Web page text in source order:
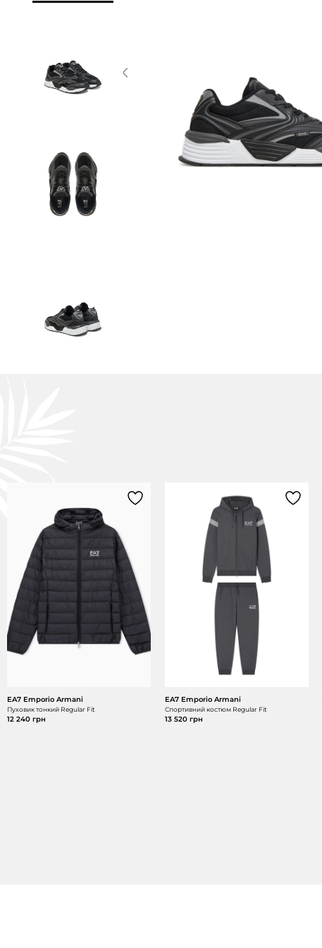
EA7 Emporio Armani
Пуховик тонкий Regular Fit
12 240 грн
EA7 Emporio Armani
Спортивний костюм Regular Fit
13 520 грн